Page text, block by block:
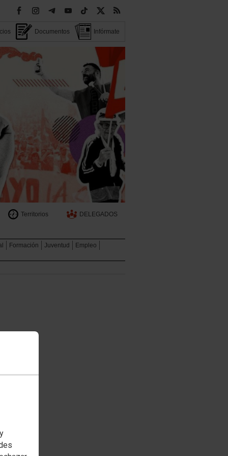
Documentos Infórmate
Territorios
DELEGADOS
Formación Juventud
Empleo